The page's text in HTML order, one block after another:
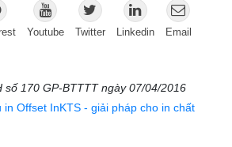
Youtube Twitter Linkedin Email
số 170 GP-BTTTT ngày 07/04/2016
Offset InKTS - giải pháp cho in chất